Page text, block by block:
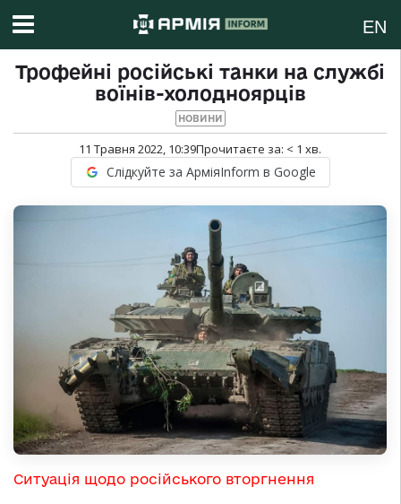
EN
Трофейні російські танки на службі
воїнів-холодноярців
НОВИНИ
11 Травня 2022, 10:39Прочитаєте за: < 1 хв.
Слідкуйте за АрміяInform в Google
Ситуація щодо російського вторгнення